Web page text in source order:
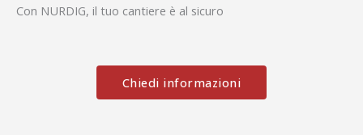
Con NURDIG, il tuo cantiere è al sicuro
Chiedi informazioni